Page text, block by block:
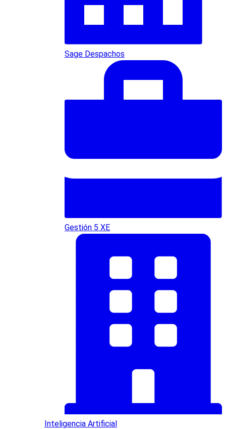
Sage Despachos
Gestión 5 XE
Inteligencia Artificial